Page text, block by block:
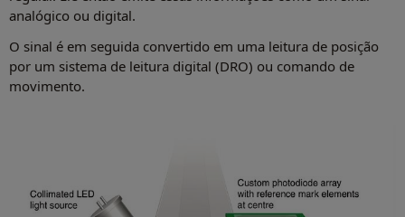
analógico ou digital.
O sinal é em seguida convertido em uma leitura de posição
por um sistema de leitura digital (DRO) ou comando de
movimento.